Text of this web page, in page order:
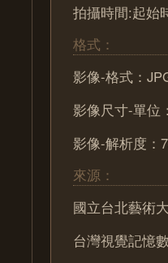
拍攝時間:起始
格式：
影像-格式：
影像尺寸-單位
影像-解析度：
來源：
國立台北藝術
台灣視覺記憶